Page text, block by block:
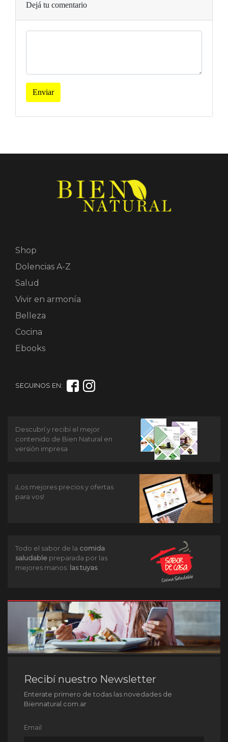
Dejá tu comentario
Enviar
Shop
Dolencias A-Z
Salud
Vivir en armonía
Belleza
Cocina
Ebooks
SEGUINOS EN:
Descubrí y recibí el mejor
contenido de Bien Natural en
versión impresa
¡Los mejores precios y ofertas
para vos!
Todo el sabor de la comida
saludable preparada por las
mejores manos: las tuyas.
Recibí nuestro Newsletter
Enterate primero de todas las novedades de
Biennatural.com.ar
Email